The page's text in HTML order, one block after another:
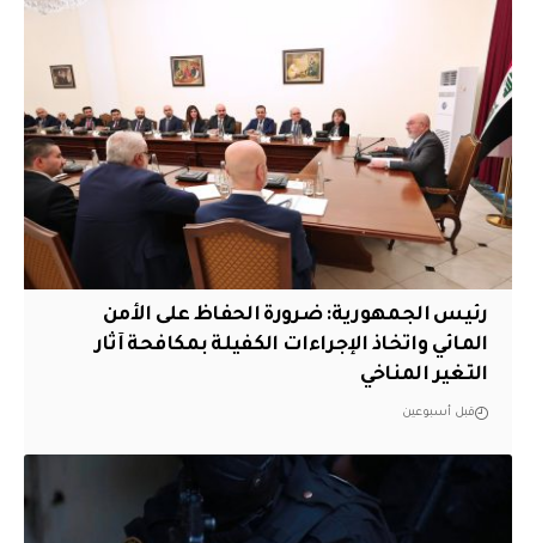
رئيس الجمهورية: ضرورة الحفاظ على الأمن
المائي واتخاذ الإجراءات الكفيلة بمكافحة آثار
التغير المناخي
قبل أسبوعين